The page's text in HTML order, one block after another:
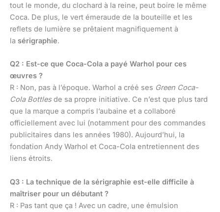
tout le monde, du clochard à la reine, peut boire le même
Coca. De plus, le vert émeraude de la bouteille et les
reflets de lumière se prêtaient magnifiquement à
la sérigraphie.
Q2 : Est-ce que Coca-Cola a payé Warhol pour ces
œuvres ?
R : Non, pas à l’époque. Warhol a créé ses Green Coca-
Cola Bottlesde sa propre initiative. Ce n’est que plus tard
que la marque a compris l’aubaine et a collaboré
officiellement avec lui (notamment pour des commandes
publicitaires dans les années 1980). Aujourd’hui, la
fondation Andy Warhol et Coca-Cola entretiennent des
liens étroits.
Q3 : La technique de la sérigraphie est-elle difficile à
maîtriser pour un débutant ?
R : Pas tant que ça ! Avec un cadre, une émulsion